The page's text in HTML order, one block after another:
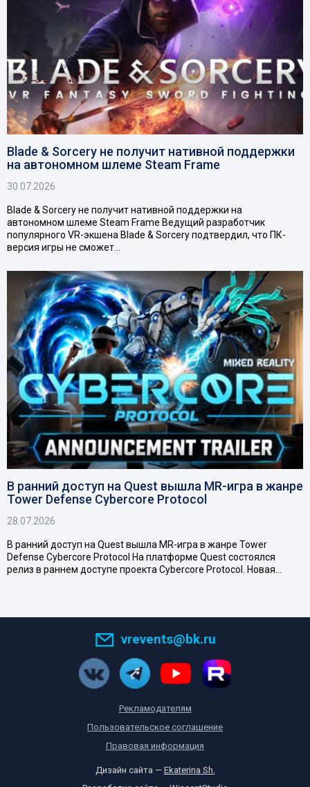
Blade & Sorcery не получит нативной поддержки
на автономном шлеме Steam Frame
30.07.2026
Blade & Sorcery не получит нативной поддержки на
автономном шлеме Steam Frame Ведущий разработчик
популярного VR-экшена Blade & Sorcery подтвердил, что ПК-
версия игры не сможет…
В ранний доступ на Quest вышла MR-игра в жанре
Tower Defense Cybercore Protocol
28.07.2026
В ранний доступ на Quest вышла MR-игра в жанре Tower
Defense Cybercore Protocol На платформе Quest состоялся
релиз в раннем доступе проекта Cybercore Protocol. Новая…
vrevents@bk.ru
Рекламодателям
Пользовательское соглашение
Правовая информация
Дизайн сайта — Ekaterina Sh.